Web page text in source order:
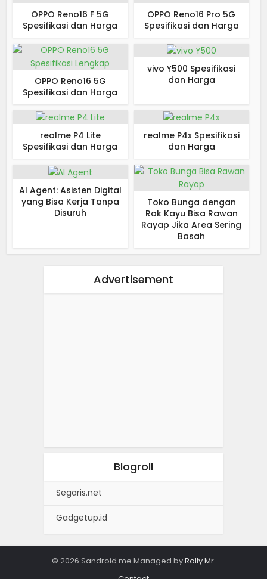
OPPO Reno16 F 5G
Spesifikasi dan Harga
OPPO Reno16 Pro 5G
Spesifikasi dan Harga
OPPO Reno16 5G
Spesifikasi dan Harga
vivo Y500 Spesifikasi
dan Harga
realme P4 Lite
Spesifikasi dan Harga
realme P4x Spesifikasi
dan Harga
AI Agent: Asisten Digital
yang Bisa Kerja Tanpa
Disuruh
Toko Bunga dengan
Rak Kayu Bisa Rawan
Rayap Jika Area Sering
Basah
Advertisement
Blogroll
Segaris.net
Gadgetup.id
© 2026 Sandroid.me Managed byRolly Mr.